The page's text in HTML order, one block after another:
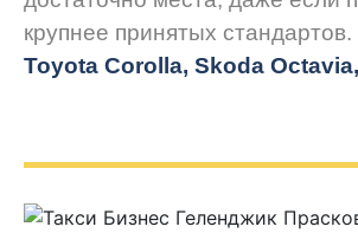
крупнее принятых стандартов.
Toyota Corolla, Skoda